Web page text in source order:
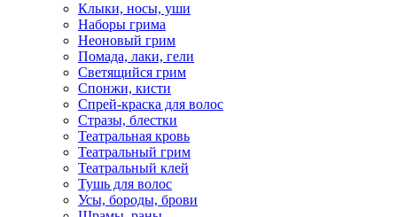
Клыки, носы, уши
Наборы грима
Неоновый грим
Помада, лаки, гели
Светящийся грим
Спонжи, кисти
Спрей-краска для волос
Стразы, блестки
Театральная кровь
Театральный грим
Театральный клей
Тушь для волос
Усы, бороды, брови